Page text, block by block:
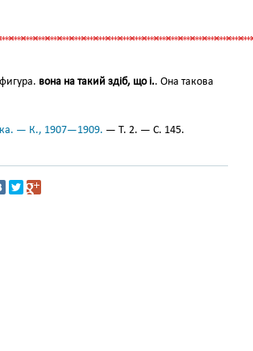
вона на такий здіб, що і.. Она такова
— К., 1907—1909. — Т. 2. — С. 145.